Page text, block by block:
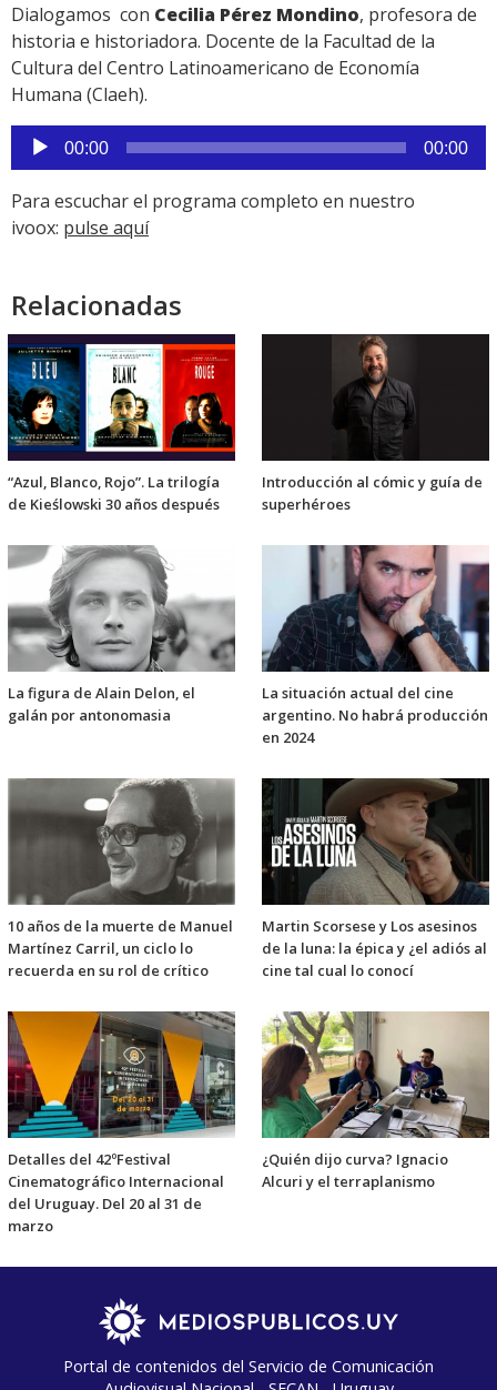
Dialogamos con Cecilia Pérez Mondino, profesora de
historia e historiadora. Docente de la Facultad de la
Cultura del Centro Latinoamericano de Economía
Humana (Claeh).
Reproductor
de
audio
00:00 00:00
Para escuchar el programa completo en nuestro
ivoox: pulse aquí
Relacionadas
“Azul, Blanco, Rojo”. La trilogía
de Kieślowski 30 años después
Introducción al cómic y guía de
superhéroes
La figura de Alain Delon, el
galán por antonomasia
La situación actual del cine
argentino. No habrá producción
en 2024
10 años de la muerte de Manuel
Martínez Carril, un ciclo lo
recuerda en su rol de crítico
Martin Scorsese y Los asesinos
de la luna: la épica y ¿el adiós al
cine tal cual lo conocí
Detalles del 42ºFestival
Cinematográfico Internacional
del Uruguay. Del 20 al 31 de
marzo
¿Quién dijo curva? Ignacio
Alcuri y el terraplanismo
Portal de contenidos del Servicio de Comunicación